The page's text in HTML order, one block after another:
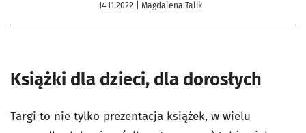
14.11.2022 | Magdalena Talik
Książki dla dzieci, dla dorosłych
Targi to nie tylko prezentacja książek, w wielu